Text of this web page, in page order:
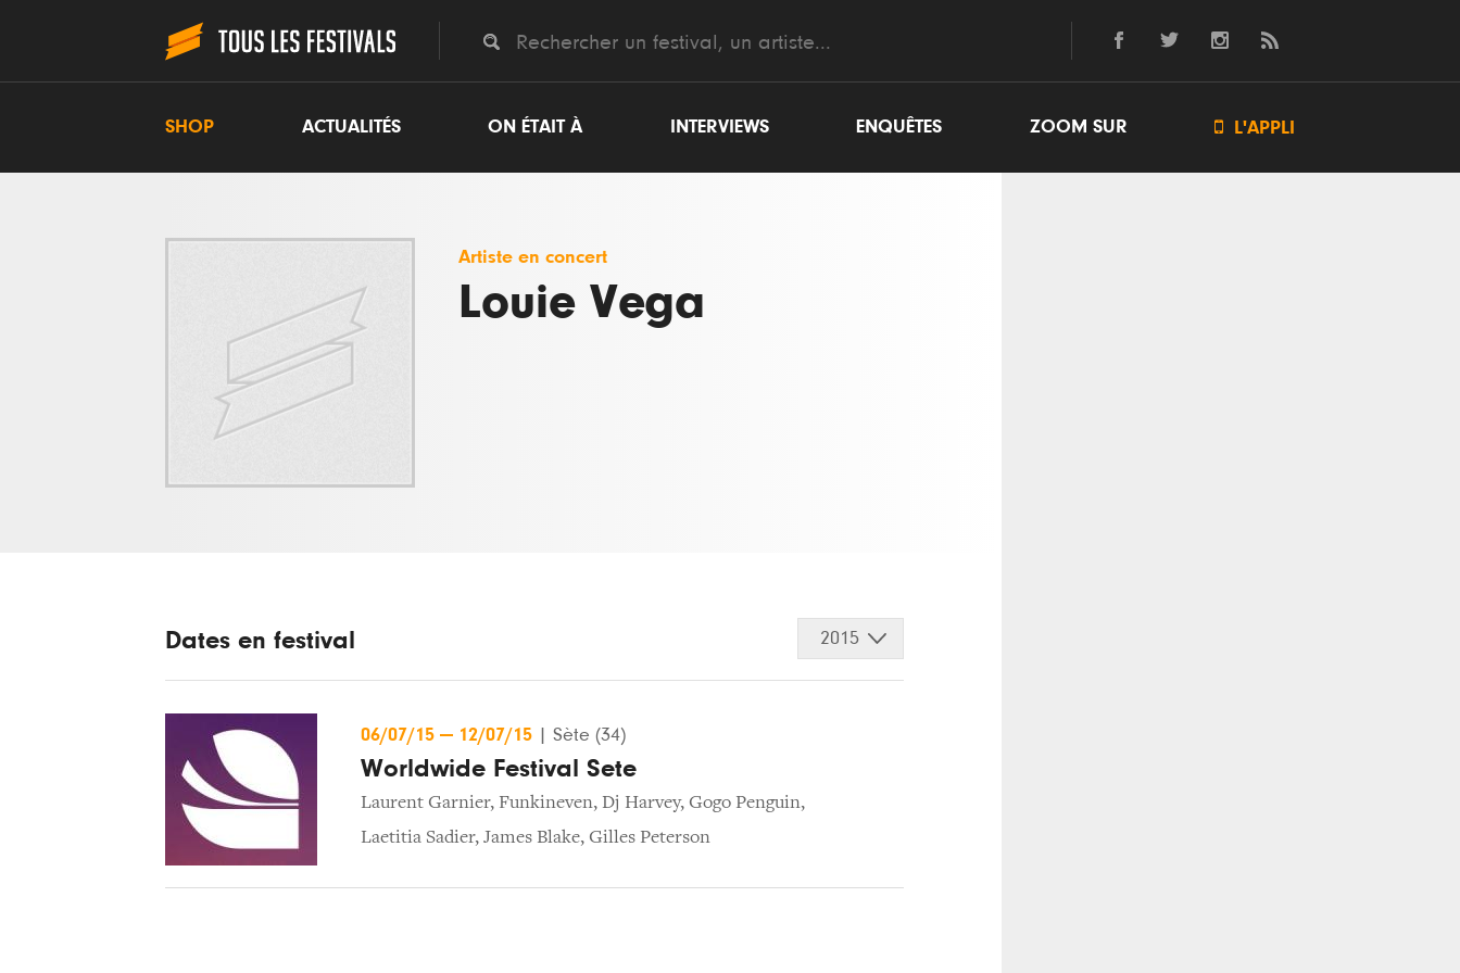
SHOP ACTUALITÉS ON ÉTAIT À INTERVIEWS ENQUÊTES ZOOM SUR  L'APPLI
Artiste en concert
Louie Vega
Dates en festival 2015
06/07/15 — 12/07/15 Sète (34)
Worldwide Festival Sete
Laurent Garnier, Funkineven, Dj Harvey, Gogo Penguin,
Laetitia Sadier, James Blake, Gilles Peterson